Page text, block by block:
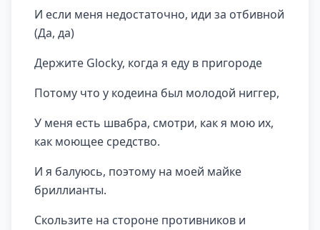
И если меня недостаточно, иди за отбивной
(Да, да)
Держите Glocky, когда я еду в пригороде
Потому что у кодеина был молодой ниггер,
У меня есть швабра, смотри, как я мою их,
как моющее средство.
И я балуюсь, поэтому на моей майке
бриллианты.
Скользите на стороне противников и